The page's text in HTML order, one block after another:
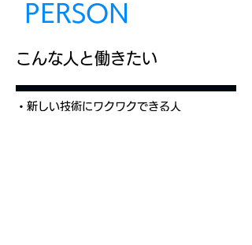
PERSON
こんな人と働きたい
・新しい技術にワクワクできる人